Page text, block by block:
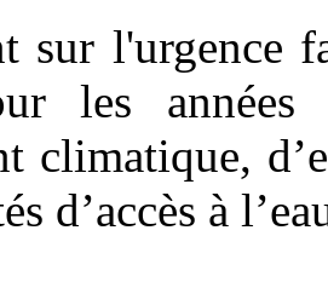
sur l'urgence
les
climatique,
d’accès à